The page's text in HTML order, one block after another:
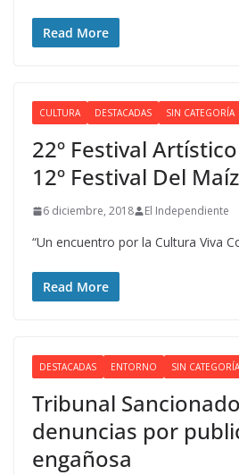
Read More
CULTURA DESTACADAS SIN CATEGORÍA
22º Festival
12º Festival Del
6 diciembre, 2018 El Independiente
“Un encuentro por la Cultura Viva
Read More
DESTACADAS ENTORNO SIN CATEGORÍA
Tribunal
denuncias por
engañosa